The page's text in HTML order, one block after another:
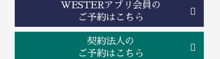
WESTERアプリ会員の
ご予約はこちら
契約法人の
ご予約はこちら